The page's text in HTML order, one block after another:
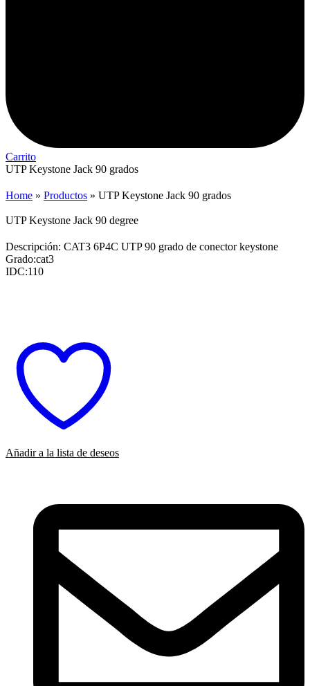
Carrito
UTP Keystone Jack 90 grados
Home » Productos » UTP Keystone Jack 90 grados
UTP Keystone Jack 90 degree
Descripción: CAT3 6P4C UTP 90 grado de conector keystone
Grado:cat3
IDC:110
Añadir a la lista de deseos